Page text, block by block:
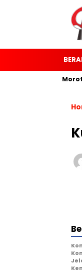
Kodim 1514/Morotai